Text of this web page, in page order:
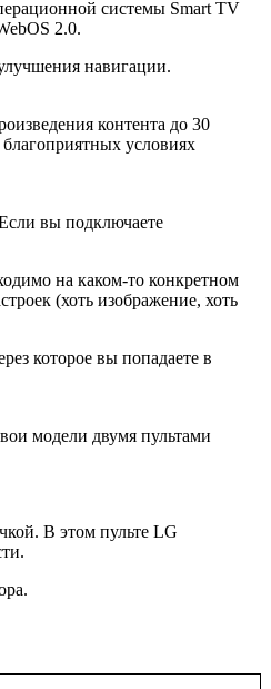
системы Smart TV
2.0.
навигации.
контента до 30
условиях
вы подключаете
на каком-то конкретном
(хоть изображение, хоть
которое вы попадаете в
модели двумя пультами
В этом пульте LG